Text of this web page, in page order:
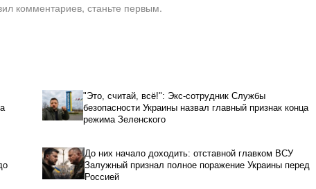
комментариев, станьте первым.
"Это, считай, всё!": Экс-сотрудник Службы
безопасности Украины назвал главный признак конца
режима Зеленского
До них начало доходить: отставной главком ВСУ
Залужный признал полное поражение Украины перед
Россией